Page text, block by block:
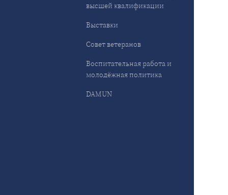
высшей квалификации
Выставки
Совет ветеранов
Воспитательная работа и
молодёжная политика
DAMUN